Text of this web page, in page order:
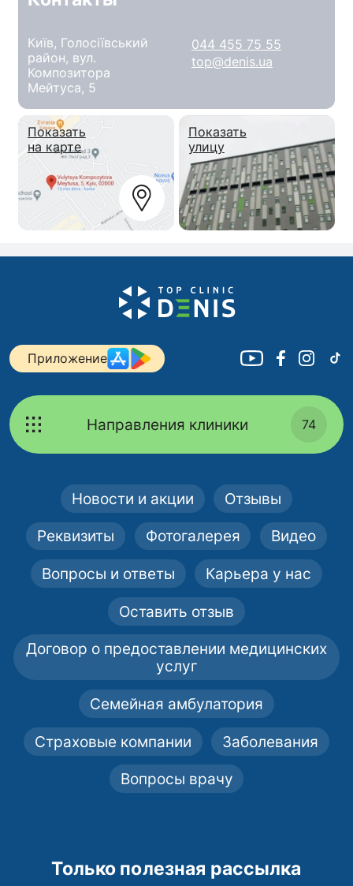
Київ, Голосіївський
район, вул.
Композитора
Мейтуса, 5
044 455 75 55
top@denis.ua
Показать
на карте
Показать
улицу
Приложение
Направления клиники 74
Новости и акции Отзывы
Реквизиты Фотогалерея Видео
Вопросы и ответы Карьера у нас
Оставить отзыв
Договор о предоставлении медицинских
услуг
Семейная амбулатория
Страховые компании Заболевания
Вопросы врачу
Только полезная рассылка